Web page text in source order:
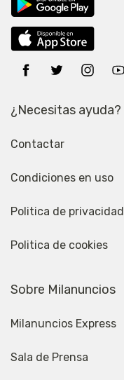
¿Necesitas ayuda?
Contactar
Condiciones en uso
Politica de privacidad
Politica de cookies
Sobre Milanuncios
Milanuncios Express
Sala de Prensa